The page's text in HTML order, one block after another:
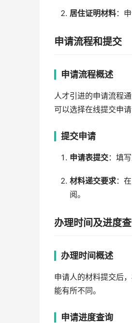
居住证明材料：
申请流程和提交
申请流程概述
人才引进的申请流程
可以选择在线提交申
提交申请
申请表提交：填
材料递交要求：
阅。
办理时间及进度
办理时间概述
申请人的材料提交后
能有所不同。
申请进度查询